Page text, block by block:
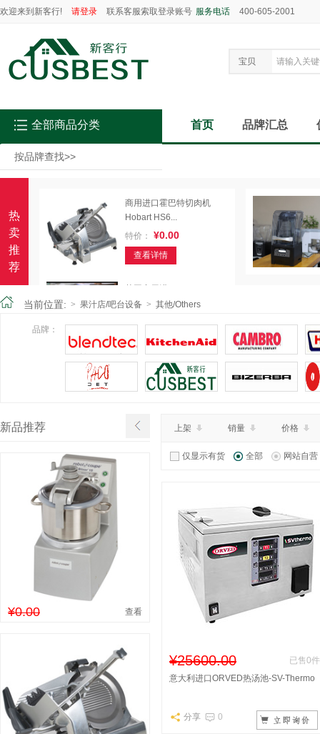
欢迎来到新客行! 请登录 联系客服索取登录账号 服务电话 400-605-2001
宝贝
按品牌查找>>
全部商品分类 首页 品牌汇总
热
卖
推
荐
商用进口霍巴特切肉机
Hobart HS6...
特价：
¥0.00
查看详情
咖啡豆热...
查看详情
当前位置: > 果汁店/吧台设备 > 其他/Others
品牌：
新品推荐
¥0.00 查看
上架 销量 价格
仅显示有货 全部 网站自营
¥25600.00
已售0件
意大利进口ORVED热汤池-SV-Thermo
分享 0